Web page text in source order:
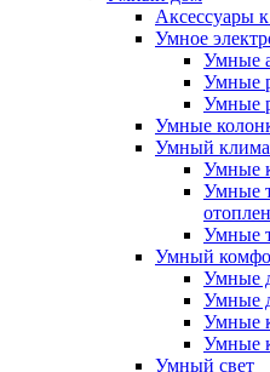
Аксессуары
Умное
Умные
Умные
Умные
Умные
Умный
Умные
Умные
Умные
Умный
Умные
Умные
Умные
Умные
Умный свет